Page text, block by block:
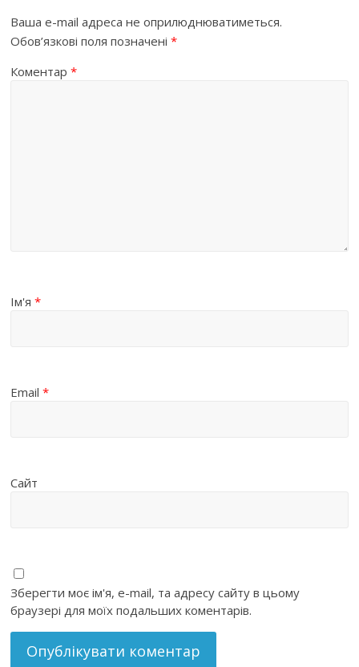
Ваша e-mail адреса не оприлюднюватиметься.
Обов’язкові поля позначені*
Коментар*
Ім'я*
Email*
Сайт
Зберегти моє ім'я, e-mail, та адресу сайту в цьому
браузері для моїх подальших коментарів.